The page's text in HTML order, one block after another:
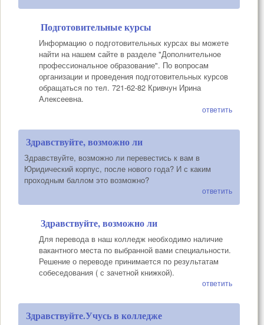
Подготовительные курсы
Информацию о подготовительных курсах вы можете
найти на нашем сайте в разделе "Дополнительное
профессиональное образование". По вопросам
организации и проведения подготовительных курсов
обращаться по тел. 721-62-82 Кривчун Ирина
Алексеевна.
ответить
Здравствуйте, возможно ли
Здравствуйте, возможно ли перевестись к вам в
Юридический корпус, после нового года? И с каким
проходным баллом это возможно?
ответить
Здравствуйте, возможно ли
Для перевода в наш колледж необходимо наличие
вакантного места по выбранной вами специальности.
Решение о переводе принимается по результатам
собеседования ( с зачетной книжкой).
ответить
Здравствуйте.Учусь в колледже